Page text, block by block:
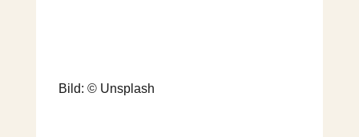
Bild: © Unsplash